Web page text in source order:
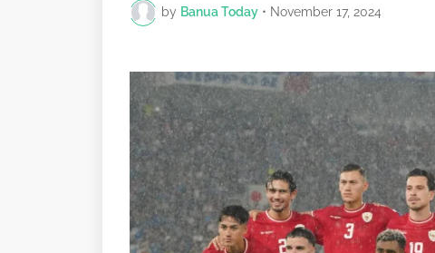
by Banua Today • November 17, 2024